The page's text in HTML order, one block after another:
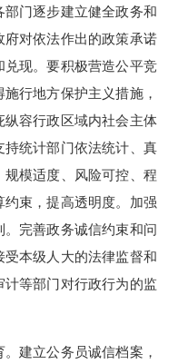
门逐步建立健全政务和
对依法作出的政策承诺
现。要积极营造公平竞
行地方保护主义措施，
容行政区域内社会主体
统计部门依法统计、真
模适度、风险可控、程
束，提高透明度。加强
完善政务诚信约束和问
本级人大的法律监督和
等部门对行政行为的监
建立公务员诚信档案，